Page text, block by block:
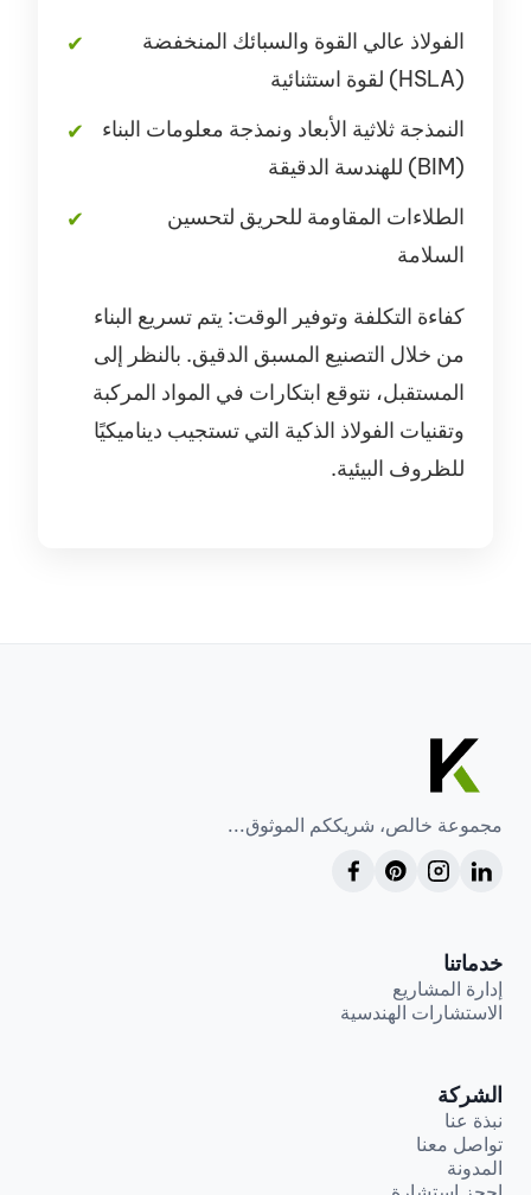
الفولاذ عالي القوة والسبائك المنخفضة
النمذجة ثلاثية الأبعاد ونمذجة معلومات البناء
الطلاءات المقاومة للحريق لتحسين
السلامة
كفاءة التكلفة وتوفير الوقت: يتم تسريع البناء
من خلال التصنيع المسبق الدقيق. بالنظر إلى
المستقبل، نتوقع ابتكارات في المواد المركبة
وتقنيات الفولاذ الذكية التي تستجيب ديناميكيًا
للظروف البيئية.
مجموعة خالص، شريككم الموثوق...
خدماتنا
إدارة المشاريع
الاستشارات الهندسية
الشركة
نبذة عنا
تواصل معنا
المدونة